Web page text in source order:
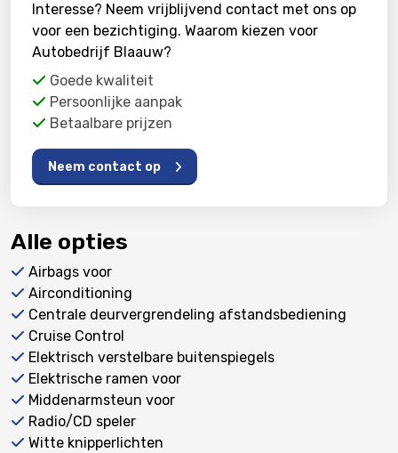
Interesse? Neem vrijblijvend contact met ons op
voor een bezichtiging. Waarom kiezen voor
Autobedrijf Blaauw?
Goede kwaliteit
Persoonlijke aanpak
Betaalbare prijzen
Neem contact op
Alle opties
Airbags voor
Airconditioning
Centrale deurvergrendeling afstandsbediening
Cruise Control
Elektrisch verstelbare buitenspiegels
Elektrische ramen voor
Middenarmsteun voor
Radio/CD speler
Witte knipperlichten